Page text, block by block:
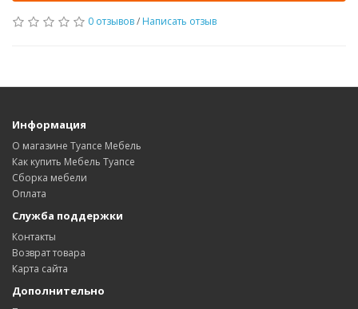
0 отзывов/ Написать отзыв
Информация
О магазине Туапсе Мебель
Как купить Мебель Туапсе
Сборка мебели
Оплата
Служба поддержки
Контакты
Возврат товара
Карта сайта
Дополнительно